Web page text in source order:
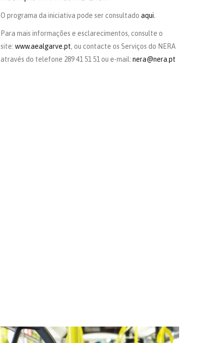
O programa da iniciativa pode ser consultado aqui.
Para mais informações e esclarecimentos, consulte o
site: www.aealgarve.pt, ou contacte os Serviços do NERA
através do telefone 289 41 51 51 ou e-mail: nera@nera.pt